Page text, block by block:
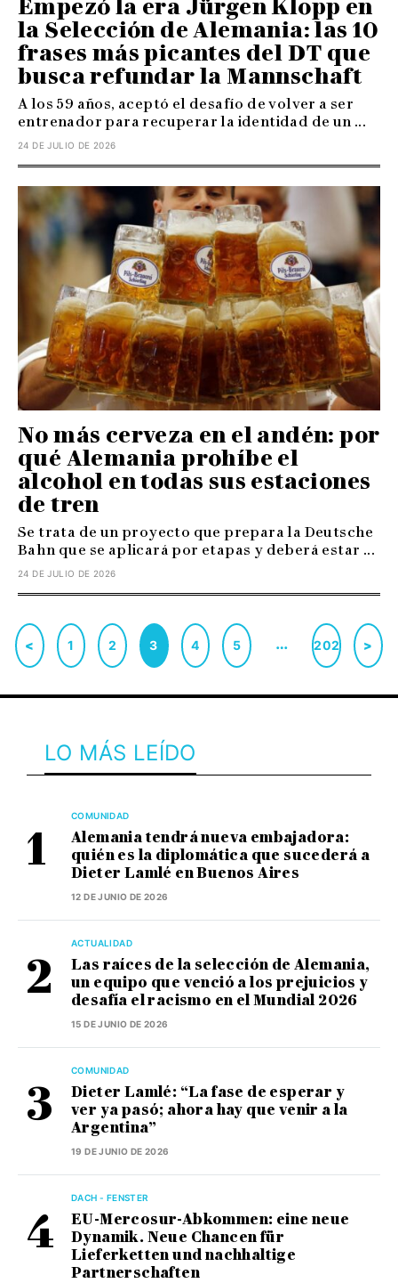
Empezó la era Jürgen Klopp en
la Selección de Alemania: las 10
frases más picantes del DT que
busca refundar la Mannschaft
A los 59 años, aceptó el desafío de volver a ser
entrenador para recuperar la identidad de un ...
24 DE JULIO DE 2026
No más cerveza en el andén: por
qué Alemania prohíbe el
alcohol en todas sus estaciones
de tren
Se trata de un proyecto que prepara la Deutsche
Bahn que se aplicará por etapas y deberá estar ...
24 DE JULIO DE 2026
< 1 2 3 4 5 … 202 >
LO MÁS LEÍDO
COMUNIDAD
Alemania tendrá nueva embajadora:
quién es la diplomática que sucederá a
Dieter Lamlé en Buenos Aires
12 DE JUNIO DE 2026
ACTUALIDAD
Las raíces de la selección de Alemania,
un equipo que venció a los prejuicios y
desafía el racismo en el Mundial 2026
15 DE JUNIO DE 2026
COMUNIDAD
Dieter Lamlé: “La fase de esperar y
ver ya pasó; ahora hay que venir a la
Argentina”
19 DE JUNIO DE 2026
DACH - FENSTER
EU-Mercosur-Abkommen: eine neue
Dynamik. Neue Chancen für
Lieferketten und nachhaltige
Partnerschaften